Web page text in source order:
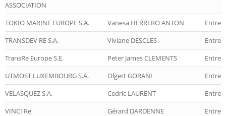
ASSOCIATION
TOKIO MARINE EUROPE S.A. Vanesa HERRERO ANTON
TRANSDEV RE S.A.
Viviane DESCLES
TransRe Europe S.E.
Peter James CLEMENTS
UTMOST LUXEMBOURG S.A.
Olgert GORANI
VELASQUEZ S.A.
Cedric LAURENT
VINCI Re
Gérard DARDENNE